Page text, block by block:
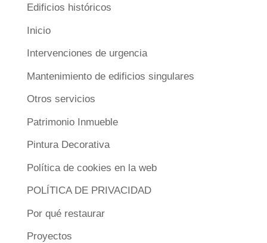
Edificios históricos
Inicio
Intervenciones de urgencia
Mantenimiento de edificios singulares
Otros servicios
Patrimonio Inmueble
Pintura Decorativa
Política de cookies en la web
POLÍTICA DE PRIVACIDAD
Por qué restaurar
Proyectos